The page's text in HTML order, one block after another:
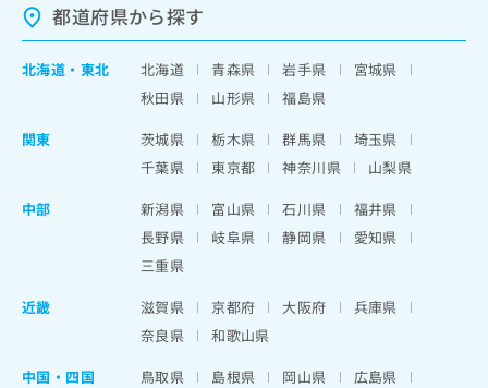
都道府県から探す
北海道 ・ 東北 北海道 青森県 岩手県
宮城県
秋田県
山形県
福島県
関東
茨城県 栃木県 群馬県
埼玉県
千葉県
東京都 神奈川県
山梨県
中部
新潟県 富山県 石川県
福井県
長野県
岐阜県 静岡県
愛知県
三重県
近畿
滋賀県 京都府 大阪府
兵庫県
奈良県
和歌山県
中国・四国
鳥取県 島根県 岡山県
広島県